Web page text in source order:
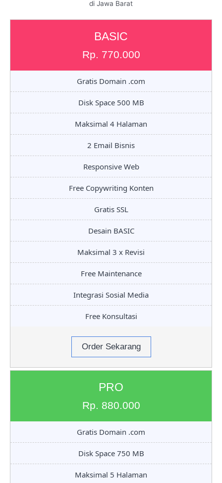
di Jawa Barat
BASIC
Rp. 770.000
Gratis Domain .com
Disk Space 500 MB
Maksimal 4 Halaman
2 Email Bisnis
Responsive Web
Free Copywriting Konten
Gratis SSL
Desain BASIC
Maksimal 3 x Revisi
Free Maintenance
Integrasi Sosial Media
Free Konsultasi
Order Sekarang
PRO
Rp. 880.000
Gratis Domain .com
Disk Space 750 MB
Maksimal 5 Halaman